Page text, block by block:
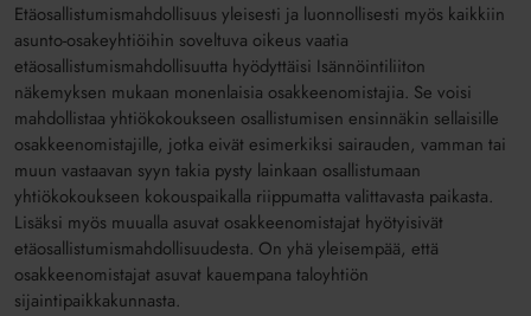
Etäosallistumismahdollisuus yleisesti ja luonnollisesti myös kaikkiin
asunto-osakeyhtiöihin soveltuva oikeus vaatia
etäosallistumismahdollisuutta hyödyttäisi Isännöintiliiton
näkemyksen mukaan monenlaisia osakkeenomistajia. Se voisi
mahdollistaa yhtiökokoukseen osallistumisen ensinnäkin sellaisille
osakkeenomistajille, jotka eivät esimerkiksi sairauden, vamman tai
muun vastaavan syyn takia pysty lainkaan osallistumaan
yhtiökokoukseen kokouspaikalla riippumatta valittavasta paikasta.
Lisäksi myös muualla asuvat osakkeenomistajat hyötyisivät
etäosallistumismahdollisuudesta. On yhä yleisempää, että
osakkeenomistajat asuvat kauempana taloyhtiön
sijaintipaikkakunnasta.